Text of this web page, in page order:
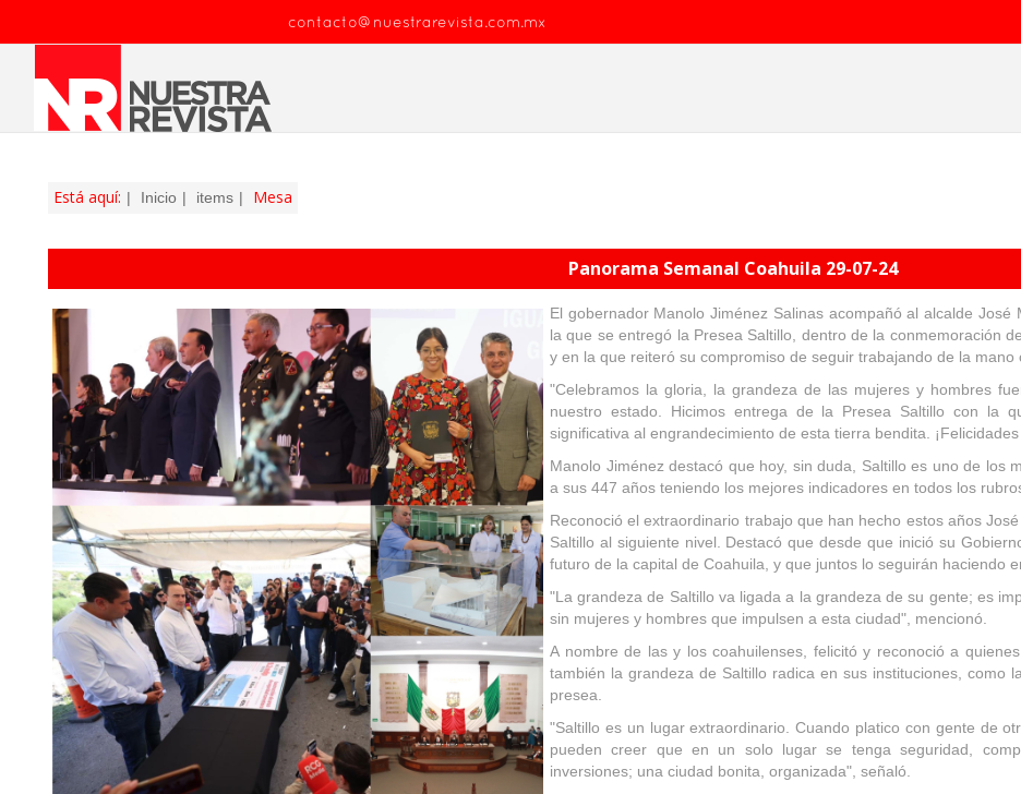
contacto@nuestrarevista.com.mx
Está aquí: Inicio items Mesa
Panorama Semanal Coahuila 29-07-24
El gobernador Manolo Jiménez Salinas acompañó al alcalde
la que se entregó la Presea Saltillo, dentro de la conmemoración
y en la que reiteró su compromiso de seguir trabajando de la mano
"Celebramos la gloria, la grandeza de las mujeres y hombres
nuestro estado. Hicimos entrega de la Presea Saltillo con la
significativa al engrandecimiento de esta tierra bendita.
Manolo Jiménez destacó que hoy, sin duda, Saltillo es uno de los
a sus 447 años teniendo los mejores indicadores en todos los
Reconoció el extraordinario trabajo que han hecho estos años
Saltillo al siguiente nivel. Destacó que desde que inició su
futuro de la capital de Coahuila, y que juntos lo seguirán haciendo
"La grandeza de Saltillo va ligada a la grandeza de su gente; es
sin mujeres y hombres que impulsen a esta ciudad", mencionó.
A nombre de las y los coahuilenses, felicitó y reconoció a
también la grandeza de Saltillo radica en sus instituciones, como
presea.
"Saltillo es un lugar extraordinario. Cuando platico con gente de
pueden creer que en un solo lugar se tenga seguridad,
inversiones; una ciudad bonita, organizada", señaló.